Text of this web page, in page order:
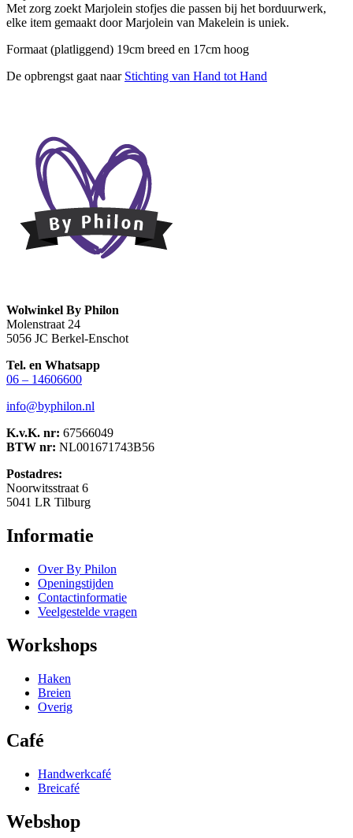
Met zorg zoekt Marjolein stofjes die passen bij het borduurwerk,
elke item gemaakt door Marjolein van Makelein is uniek.
Formaat (platliggend) 19cm breed en 17cm hoog
De opbrengst gaat naar Stichting van Hand tot Hand
Wolwinkel By Philon
Molenstraat 24
5056 JC Berkel-Enschot
Tel. en Whatsapp
06 – 14606600
info@byphilon.nl
K.v.K. nr: 67566049
BTW nr: NL001671743B56
Postadres:
Noorwitsstraat 6
5041 LR Tilburg
Informatie
Over By Philon
Openingstijden
Contactinformatie
Veelgestelde vragen
Workshops
Haken
Breien
Overig
Café
Handwerkcafé
Breicafé
Webshop